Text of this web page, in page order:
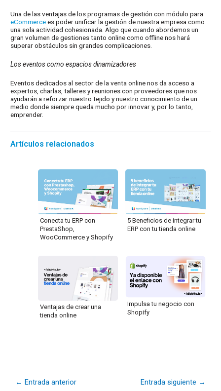
Una de las ventajas de los programas de gestión con módulo para
eCommercees poder unificar la gestión de nuestra empresa como
una sola actividad cohesionada. Algo que cuando abordemos un
gran volumen de gestiones tanto online como offline nos hará
superar obstáculos sin grandes complicaciones.
Los eventos como espacios dinamizadores
Eventos dedicados al sector de la venta online nos da acceso a
expertos, charlas, talleres y reuniones con proveedores que nos
ayudarán a reforzar nuestro tejido y nuestro conocimiento de un
medio donde siempre queda mucho por innovar y, por lo tanto,
emprender.
Artículos relacionados
Conecta tu ERP con
PrestaShop,
WooCommerce y Shopify
5 Beneficios de integrar tu
ERP con tu tienda online
Ventajas de crear una
tienda online
Impulsa tu negocio con
Shopify
← Entrada anterior Entrada siguiente →